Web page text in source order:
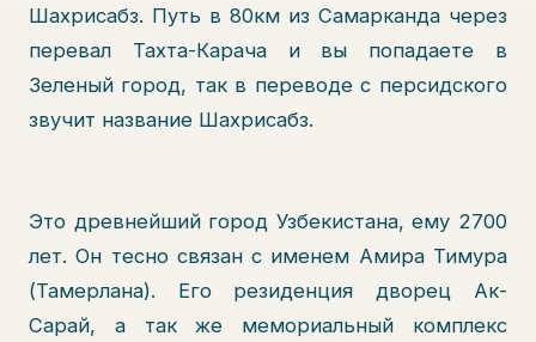
Шахрисабз. Путь в 80км из Самарканда через
перевал Тахта-Карача и вы попадаете в
Зеленый город, так в переводе с персидского
звучит название Шахрисабз.
Это древнейший город Узбекистана, ему 2700
лет. Он тесно связан с именем Амира Тимура
(Тамерлана). Его резиденция дворец Ак-
Сарай, а так же мемориальный комплекс